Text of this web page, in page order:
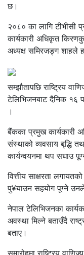
छ।
२०८० का लागि टीभीसी
कार्यकारी अधिकृत
अध्यक्ष समिरजङ्ग शाहले
सम्झौतापछि राष्ट्रिय
टेलिभिजनबाट दैनिक १६
।
बैंंकका प्रमुख कार्यकारी
संस्थाको व्यवसाय बृद्धि
कार्यन्वयनमा थप सघाउ
वित्तीय साक्षरता
पु¥याउन सहयोग पूग्ने
नेपाल टेलिभिजनका
अवस्था मिल्ने बताउँदै
बताए।